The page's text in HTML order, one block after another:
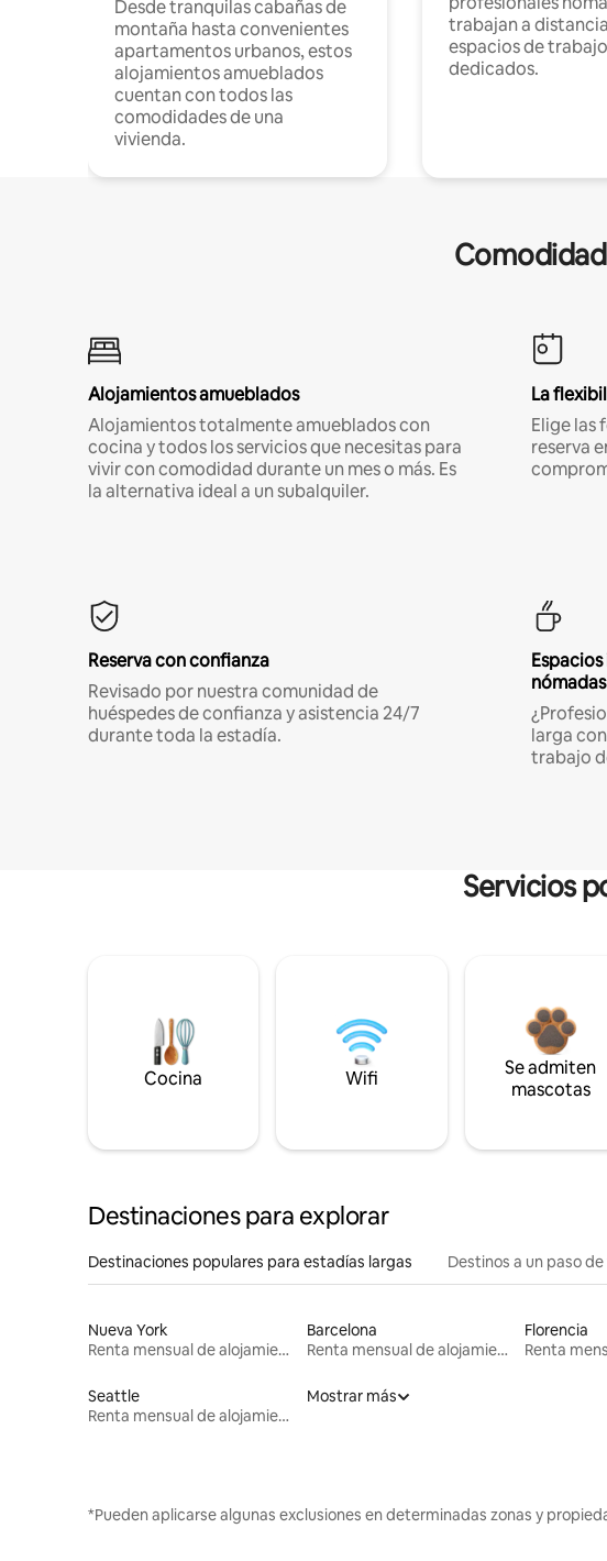
Desde tranquilas cabañas de
montaña hasta convenientes
apartamentos urbanos, estos
alojamientos amueblados
cuentan con todos las
comodidades de una
vivienda.
trabajan a
espacios de trabajo
dedicados.
Alojamientos amueblados
Alojamientos totalmente amueblados con
cocina y todos los servicios que necesitas para
vivir con comodidad durante un mes o más. Es
la alternativa ideal a un subalquiler.
La
Elige las
reserva
Reserva con confianza
Revisado por nuestra comunidad de
huéspedes de confianza y asistencia 24/7
durante toda la estadía.
larga
trabajo
Servicios
Cocina Wifi
Se admiten
mascotas
Destinaciones para explorar
Destinaciones populares para estadías largas Destinos a un paso
Nueva York
Renta mensual de alojamientos
Barcelona
Renta mensual de alojamientos
Florencia
Seattle
Renta mensual de alojamientos
Mostrar más
*Pueden aplicarse algunas exclusiones en determinadas zonas y